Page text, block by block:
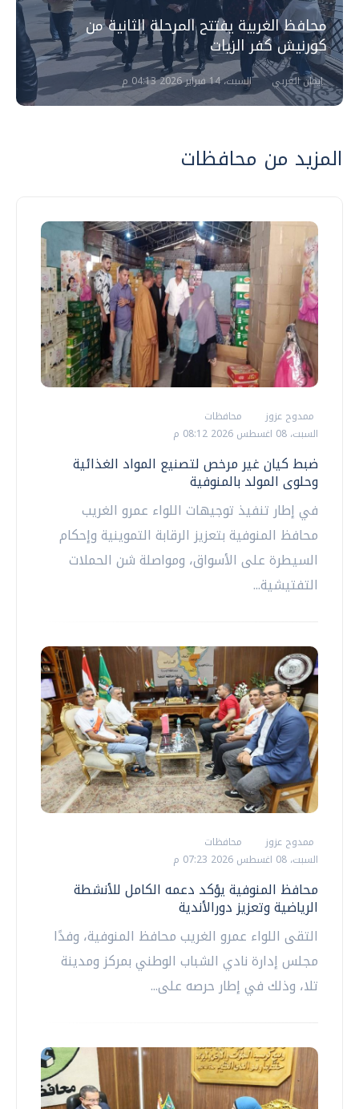
محافظ الغربية يفتتح المرحلة الثانية من
كورنيش كفر الزيات
إيمان العربي السبت، 14 فبراير 2026 04:13 م
المزيد من محافظات
ممدوح عزوز
محافظات
السبت، 08 اغسطس 2026 08:12 م
ضبط كيان غير مرخص لتصنيع المواد الغذائية
وحلوى المولد بالمنوفية
في إطار تنفيذ توجيهات اللواء عمرو الغريب
محافظ المنوفية بتعزيز الرقابة التموينية وإحكام
السيطرة على الأسواق، ومواصلة شن الحملات
التفتيشية...
ممدوح عزوز
محافظات
السبت، 08 اغسطس 2026 07:23 م
محافظ المنوفية يؤكد دعمه الكامل للأنشطة
الرياضية وتعزيز دورالأندية
التقى اللواء عمرو الغريب محافظ المنوفية، وفدًا
مجلس إدارة نادي الشباب الوطني بمركز ومدينة
تلا، وذلك في إطار حرصه على...